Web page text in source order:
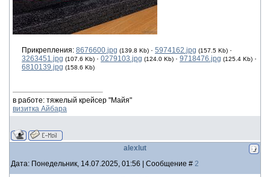
Прикрепления: 8676600.jpg (139.8 Kb) · 5974162.jpg (157.5 Kb) ·
3263451.jpg (107.6 Kb) · 0279103.jpg (124.0 Kb) · 9718476.jpg (125.4 Kb) ·
6810139.jpg (158.6 Kb)
в работе: тяжелый крейсер "Майя"
визитка Айбара
alexlut
Дата: Понедельник, 14.07.2025, 01:56 | Сообщение # 2